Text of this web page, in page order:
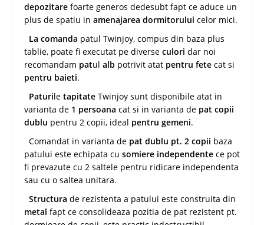
depozitare foarte generos dedesubt fapt ce aduce un
plus de spatiu in amenajarea dormitorului celor mici.
La comanda patul Twinjoy, compus din baza plus
tablie, poate fi executat pe diverse culori dar noi
recomandam patul alb potrivit atat pentru fete cat si
pentru baieti.
Paturile tapitate Twinjoy sunt disponibile atat in
varianta de 1 persoana cat si in varianta de pat copii
dublu pentru 2 copii, ideal pentru gemeni.
Comandat in varianta de pat dublu pt. 2 copii baza
patului este echipata cu somiere independente ce pot
fi prevazute cu 2 saltele pentru ridicare independenta
sau cu o saltea unitara.
Structura de rezistenta a patului este construita din
metal fapt ce consolideaza pozitia de pat rezistent pt.